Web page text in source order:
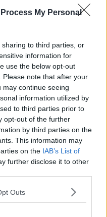
My Personal
to third parties, or
information for
use the below opt-out
note that after your
continue seeing
information utilized by
to third parties prior to
opt-out of the further
by third parties on the
This information may
on the IAB’s List of
further disclose it to other
Outs
aParis Match, che gli ha
che, quando sarà il
belga di due anni,
a lui. «Preferisco così
mia tomba», ha motivato
e sui social le
atto d’amore e chi
Con certa costernazione,
certo dirsi uno che non
sé anche più di uno alla
e per tutto dalle nostre scelte
no, lui scodinzola e guarda
E in questo senso il
il meglio per lui. Il cane non
amore e possesso